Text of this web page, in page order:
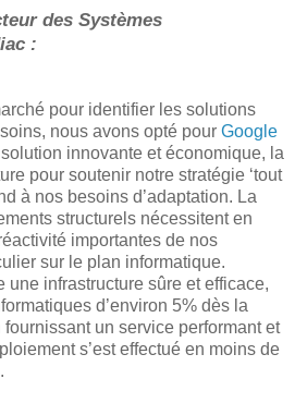
des Systèmes
:
pour identifier les solutions
nous avons opté pour Google
innovante et économique, la
pour soutenir notre stratégie ‘tout
à nos besoins d’adaptation. La
structurels nécessitent en
importantes de nos
sur le plan informatique.
une infrastructure sûre et efficace,
d’environ 5% dès la
un service performant et
s’est effectué en moins de